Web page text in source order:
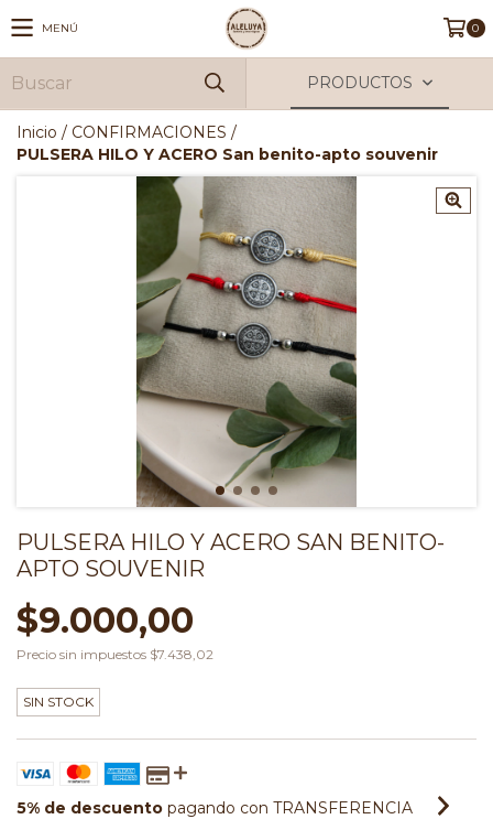
MENÚ 0
PRODUCTOS
Inicio / CONFIRMACIONES /
PULSERA HILO Y ACERO San benito-apto souvenir
PULSERA HILO Y ACERO SAN BENITO-
APTO SOUVENIR
$9.000,00
Precio sin impuestos $7.438,02
SIN STOCK
5% de descuento pagando con TRANSFERENCIA